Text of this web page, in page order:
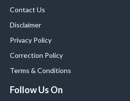
Contact Us
Disclaimer
Privacy Policy
Correction Policy
Terms & Conditions
Follow Us On